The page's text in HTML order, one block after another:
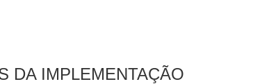
DA IMPLEMENTAÇÃO